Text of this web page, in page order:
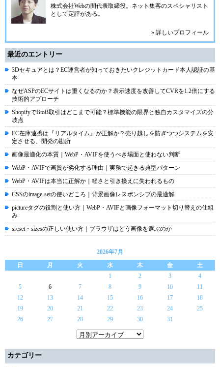
株式会社Webの間代表取締役。ネット集客のスペシャリスト
として定評がある。
» 詳しいプロフィール
最近のエントリー
3Dセキュアとは？EC運営者が知っておきたいクレジットカード本人認証の基
本
なぜASPのECサイトは重くなるのか？表示速度を改善してCVRを1.2倍にする
技術的アプローチ
ShopifyでBtoB取引はどこまで可能？標準機能の限界と独自カスタマイズの分
岐点
EC在庫連携は『リアルタイム』が正解か？売り越しを防ぎつつシステムを安
定させる、開発の勘所
画像最適化の本質｜WebP・AVIFを使うべき場面と使わない判断
WebP・AVIFで画質が劣化する理由｜実務で起きる典型パターン
WebP・AVIFは本当に正解か｜軽さと引き換えに失われるもの
CSSのimage-setの使いどころ｜背景画像レスポンシブの最適解
pictureタグの役割と使い方｜WebP・AVIFと画像フォーマット切り替えの仕組
み
srcset・sizesの正しい使い方｜ブラウザはどう画像を選ぶのか
2026年7月
日
月 火 水 木 金
土
1
2 3
4
5
6 7 8 9 10
11
12
13 14 15 16 17
18
19
20 21 22 23 24
25
26
27 28 29 30 31
カテゴリー